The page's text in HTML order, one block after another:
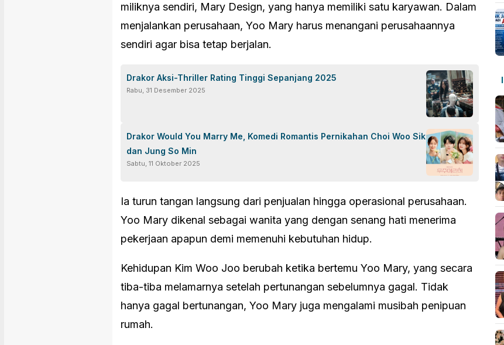
miliknya sendiri, Mary Design, yang hanya memiliki satu karyawan. Dalam
menjalankan perusahaan, Yoo Mary harus menangani perusahaannya
sendiri agar bisa tetap berjalan.
Drakor Aksi-Thriller Rating Tinggi Sepanjang 2025
Rabu, 31 Desember 2025
Drakor Would You Marry Me, Komedi Romantis Pernikahan Choi Woo Sik
dan Jung So Min
Sabtu, 11 Oktober 2025
Ia turun tangan langsung dari penjualan hingga operasional perusahaan.
Yoo Mary dikenal sebagai wanita yang dengan senang hati menerima
pekerjaan apapun demi memenuhi kebutuhan hidup.
Kehidupan Kim Woo Joo berubah ketika bertemu Yoo Mary, yang secara
tiba-tiba melamarnya setelah pertunangan sebelumnya gagal. Tidak
hanya gagal bertunangan, Yoo Mary juga mengalami musibah penipuan
rumah.